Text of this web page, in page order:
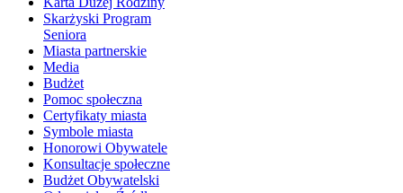
Skarżyski Program
Seniora
Miasta partnerskie
Media
Budżet
Pomoc społeczna
Certyfikaty miasta
Symbole miasta
Honorowi Obywatele
Konsultacje społeczne
Budżet Obywatelski